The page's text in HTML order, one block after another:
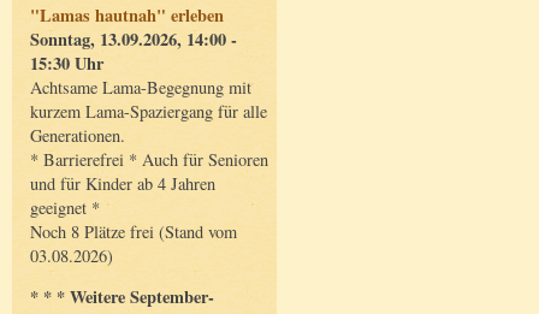
"Lamas hautnah" erleben
Sonntag, 13.09.2026, 14:00 -
15:30 Uhr
Achtsame Lama-Begegnung mit
kurzem Lama-Spaziergang für alle
Generationen.
* Barrierefrei * Auch für Senioren
und für Kinder ab 4 Jahren
geeignet *
Noch 8 Plätze frei (Stand vom
03.08.2026)
* * * Weitere September-